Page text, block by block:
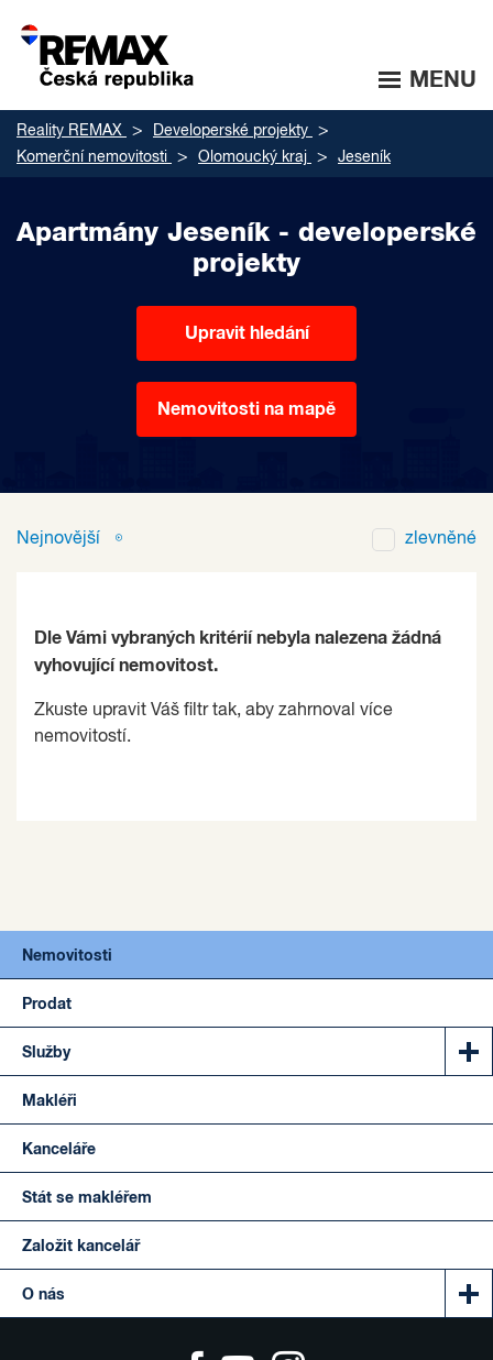
MENU
Reality REMAX
Developerské projekty
Komerční nemovitosti
Olomoucký kraj Jeseník
Apartmány Jeseník - developerské
projekty
Upravit hledání
Nemovitosti na mapě
Nejnovější zlevněné
Dle Vámi vybraných kritérií nebyla nalezena žádná
vyhovující nemovitost.
Zkuste upravit Váš filtr tak, aby zahrnoval více
nemovitostí.
Nemovitosti
Prodat
Služby
Makléři
Kanceláře
Stát se makléřem
Založit kancelář
O nás